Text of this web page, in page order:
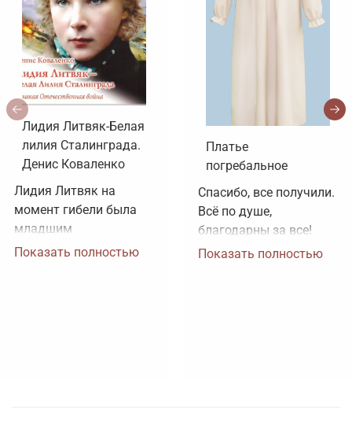
Лидия Литвяк-Белая
лилия Сталинграда.
Денис Коваленко
Лидия Литвяк на
момент гибели была
младшим
лейтенантом.
Показать полностью
Платье
погребальное
Спасибо, все получили.
Всё по душе,
благодарны за все!
Показать полностью